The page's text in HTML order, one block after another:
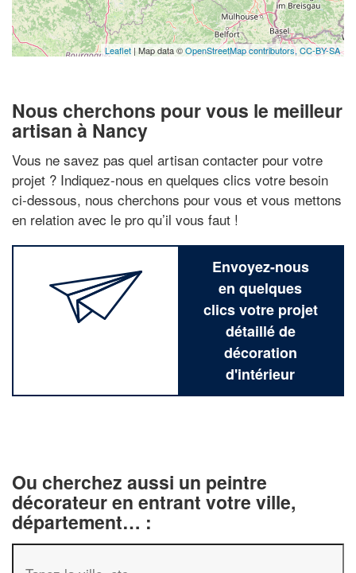
Leaflet | Map data ©OpenStreetMap contributors, CC-BY-SA
Nous cherchons pour vous le meilleur
artisan à Nancy
Vous ne savez pas quel artisan contacter pour votre
projet ? Indiquez-nous en quelques clics votre besoin
ci-dessous, nous cherchons pour vous et vous mettons
en relation avec le pro qu’il vous faut !
Envoyez-nous
en quelques
clics votre projet
détaillé de
décoration
d'intérieur
Ou cherchez aussi un peintre
décorateur en entrant votre ville,
département… :